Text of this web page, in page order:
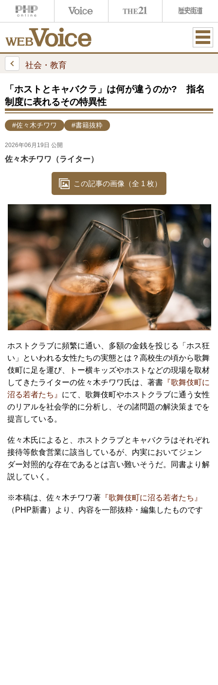
ME
社会・教育
「ホストとキャバクラ」は何が違うのか? 指名
制度に表れるその特異性
#佐々木チワワ #書籍抜粋
2026年06月19日 公開
佐々木チワワ（ライター）
この記事の画像（全 1 枚）
ホストクラブに頻繁に通い、多額の金銭を投じる「ホス狂
い」といわれる女性たちの実態とは？高校生の頃から歌舞
伎町に足を運び、トー横キッズやホストなどの現場を取材
してきたライターの佐々木チワワ氏は、著書 『歌舞伎町に
沼る若者たち』 にて、歌舞伎町やホストクラブに通う女性
のリアルを社会学的に分析し、その諸問題の解決策までを
提言している。
佐々木氏によると、ホストクラブとキャバクラはそれぞれ
接待等飲食営業に該当しているが、内実においてジェン
ダー対照的な存在であるとは言い難いそうだ。同書より解
説していく。
※本稿は、佐々木チワワ著 『歌舞伎町に沼る若者たち』
（PHP新書）より、内容を一部抜粋・編集したものです